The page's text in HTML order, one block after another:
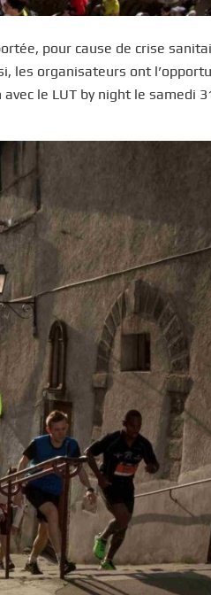
pour cause de crise
les organisateurs ont
le LUT by night le samedi